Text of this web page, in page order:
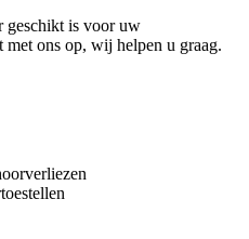
geschikt is voor uw
met ons op, wij helpen u graag.